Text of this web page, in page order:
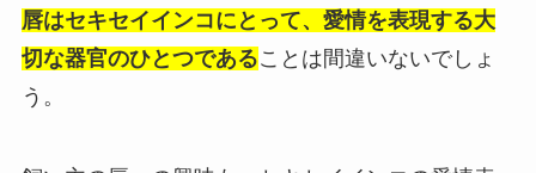
唇はセキセイインコにとって、愛情を表現する大
切な器官のひとつであることは間違いないでしょ
う。